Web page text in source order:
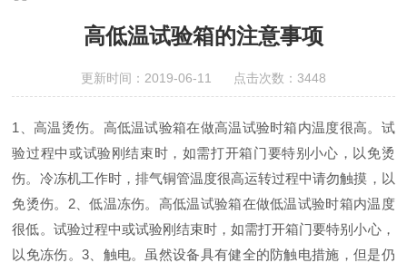
高低温试验箱的注意事项
更新时间：2019-06-11 点击次数：3448
1、高温烫伤。高低温试验箱在做高温试验时箱内温度很高。试
验过程中或试验刚结束时，如需打开箱门要特别小心，以免烫
伤。冷冻机工作时，排气铜管温度很高运转过程中请勿触摸，以
免烫伤。2、低温冻伤。高低温试验箱在做低温试验时箱内温度
很低。试验过程中或试验刚结束时，如需打开箱门要特别小心，
以免冻伤。3、触电。虽然设备具有健全的防触电措施，但是仍